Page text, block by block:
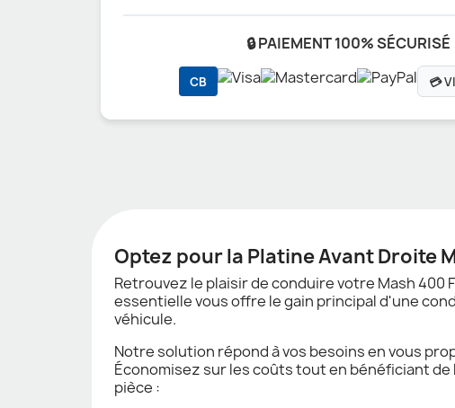
🔒 PAIEMENT 100% SÉCURISÉ
CB 💳
Optez pour la Platine Avant Droite
Retrouvez le plaisir de conduire votre Mash 400
essentielle vous offre le gain principal d'une
véhicule.
Notre solution répond à vos besoins en vous
Économisez sur les coûts tout en bénéficiant
pièce :